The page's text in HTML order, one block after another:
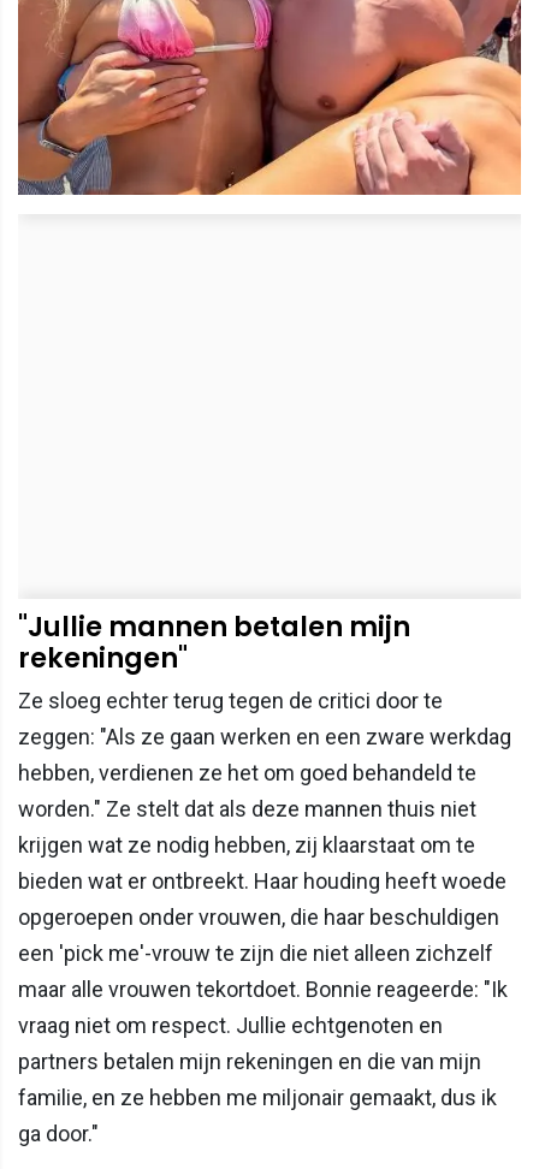
"Jullie mannen betalen mijn
rekeningen"
Ze sloeg echter terug tegen de critici door te
zeggen: "Als ze gaan werken en een zware werkdag
hebben, verdienen ze het om goed behandeld te
worden." Ze stelt dat als deze mannen thuis niet
krijgen wat ze nodig hebben, zij klaarstaat om te
bieden wat er ontbreekt. Haar houding heeft woede
opgeroepen onder vrouwen, die haar beschuldigen
een 'pick me'-vrouw te zijn die niet alleen zichzelf
maar alle vrouwen tekortdoet. Bonnie reageerde: "Ik
vraag niet om respect. Jullie echtgenoten en
partners betalen mijn rekeningen en die van mijn
familie, en ze hebben me miljonair gemaakt, dus ik
ga door."